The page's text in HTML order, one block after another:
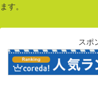
ます。
スポ